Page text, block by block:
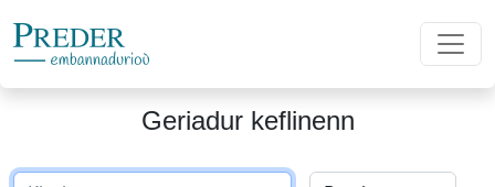
Geriadur keflinenn